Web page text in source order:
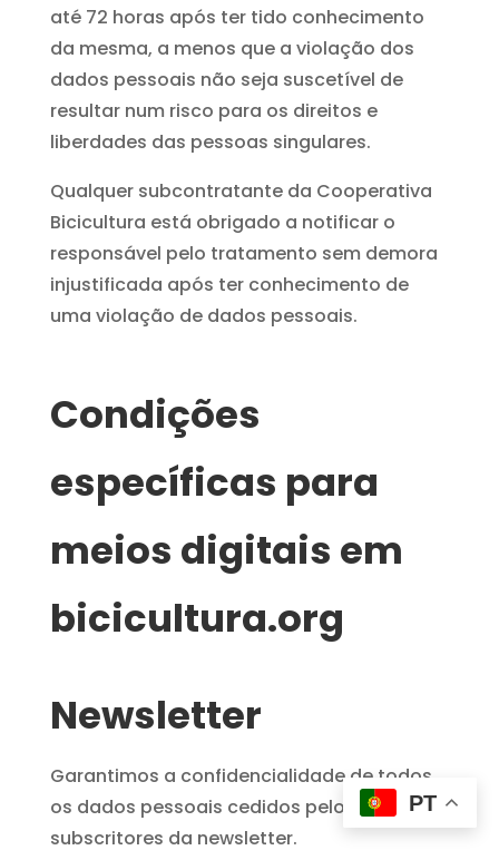
até 72 horas após ter tido conhecimento
da mesma, a menos que a violação dos
dados pessoais não seja suscetível de
resultar num risco para os direitos e
liberdades das pessoas singulares.
Qualquer subcontratante da Cooperativa
Bicicultura está obrigado a notificar o
responsável pelo tratamento sem demora
injustificada após ter conhecimento de
uma violação de dados pessoais.
Condições
específicas para
meios digitais em
bicicultura.org
Newsletter
Garantimos a confidencialidade de todos
os dados pessoais cedidos pelos
subscritores da newsletter.
PT